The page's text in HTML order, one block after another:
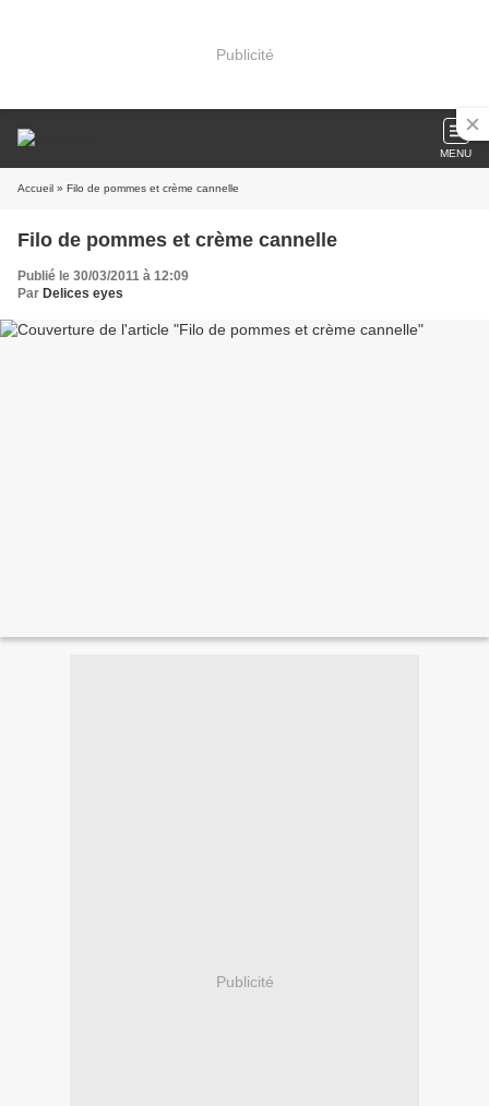
Publicité
MENU
Accueil » Filo de pommes et crème cannelle
Filo de pommes et crème cannelle
Publié le 30/03/2011 à 12:09
Par Delices eyes
Publicité